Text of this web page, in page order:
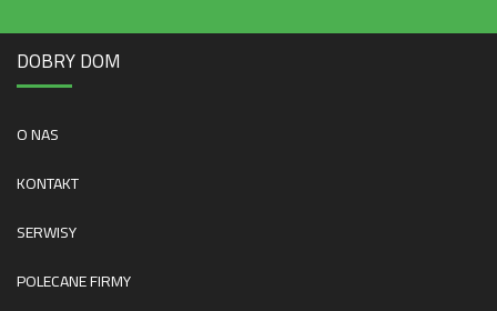
DOBRY DOM
O NAS
KONTAKT
SERWISY
POLECANE FIRMY